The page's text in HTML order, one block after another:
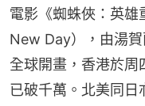
電影《蜘蛛俠：英
New Day），由湯
全球開畫，香港於
已破千萬。北美同日